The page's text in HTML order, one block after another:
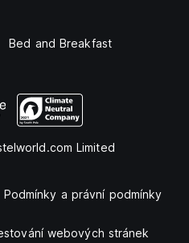
Bed and Breakfast
Limited
Podmínky a právní podmínky
webových stránek